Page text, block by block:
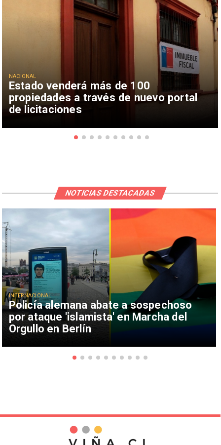
Estado venderá más de 100
propiedades a través de nuevo portal
de licitaciones
NACIONAL
Policía alemana abate a sospechoso
por ataque 'islamista' en Marcha del
Orgullo en Berlín
INTERNACIONAL
NOTICIAS DESTACADAS